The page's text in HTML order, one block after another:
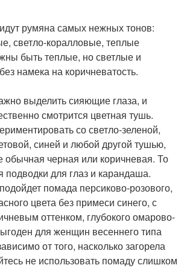
румяна самых нежных тонов:
светло-коралловые, теплые
быть теплые, но светлые и
намека на коричневатость.
выделить сияющие глаза, и
смотрится цветная тушь.
со светло-зеленой,
синей и любой другой тушью,
обычная черная или коричневая. То
подводки для глаз и карандаша.
помада персиково-розового,
цвета без примеси синего, с
оттенком, глубокого омарово-
для женщин весеннего типа
от того, насколько загорела
не использовать помаду слишком